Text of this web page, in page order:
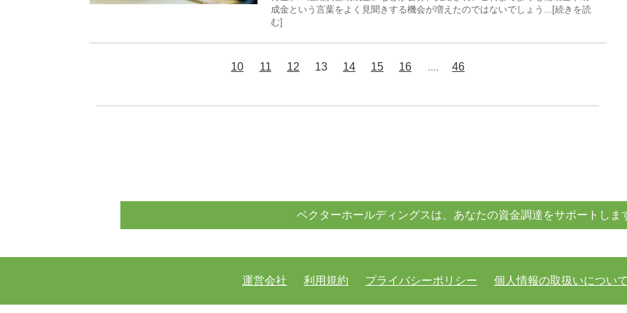
成金という言葉をよく見聞きする機会が増えたのではないでしょう...[続きを読
む]
10 11 12 13 14 15 16 .... 46
ベクターホールディングスは、あなたの資金調達をサポートしま
運営会社 利用規約 プライバシーポリシー 個人情報の取扱いについて